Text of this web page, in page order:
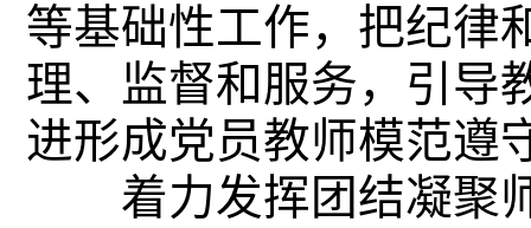
等基础性工作，把纪律
理、监督和服务，引导
进形成党员教师模范遵
着力发挥团结凝聚师